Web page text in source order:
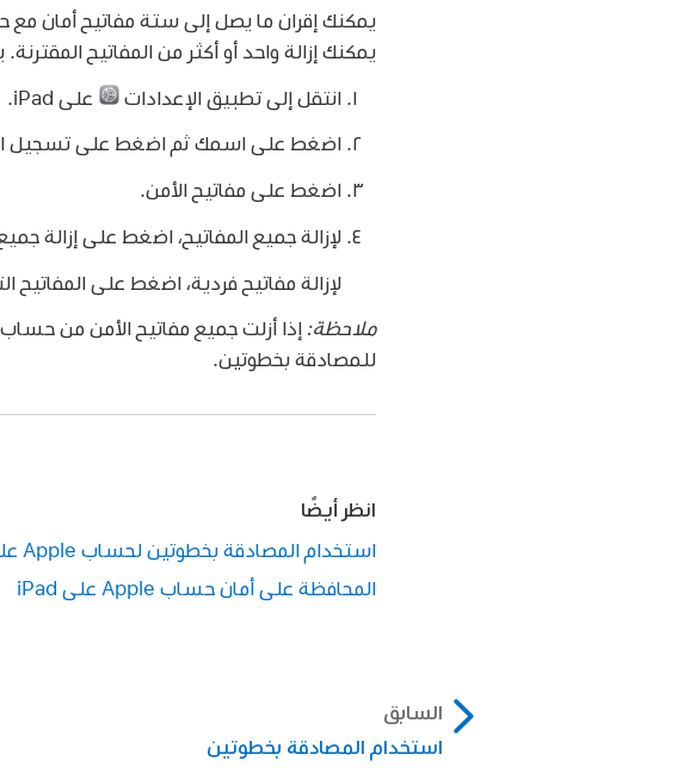
يمكنك إزالة واحد أو أكثر من المفاتيح
انتقل إلى تطبيق الإعدادات على iPad.
اضغط على اسمك ثم اضغط على تسجيل
اضغط على مفاتيح الأمن.
لإزالة جميع المفاتيح، اضغط على إزالة
لإزالة مفاتيح فردية، اضغط على المفاتيح
ملاحظة:
للمصادقة بخطوتين.
انظر أيضًا
استخدام المصادقة بخطوتين لحساب Apple على iPad
المحافظة على أمان حساب Apple على iPad
السابق
استخدام المصادقة بخطوتين